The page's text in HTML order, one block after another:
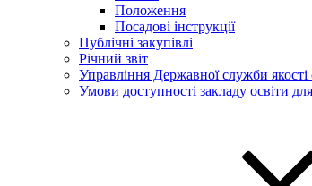
Положення
Посадові інструкції
Публічні закупівлі
Річний звіт
Управління Державної служби якості
Умови доступності закладу освіти